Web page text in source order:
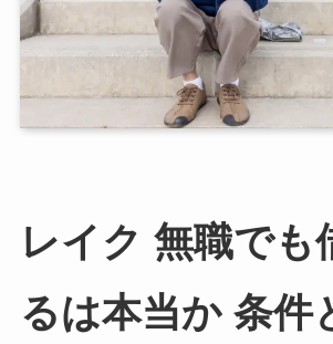
レイク 無職でも
るは本当か 条件